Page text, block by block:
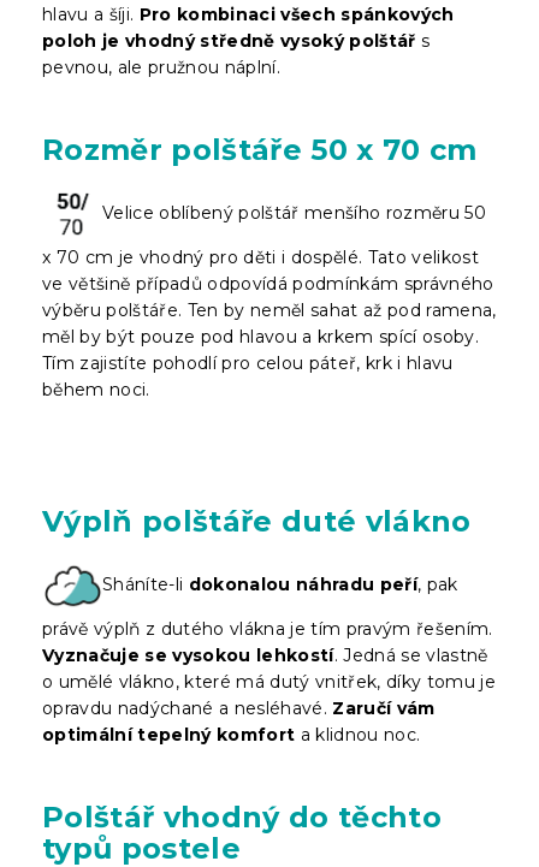
hlavu a šíji. Pro kombinaci všech spánkových
poloh je vhodný středně vysoký polštář s
pevnou, ale pružnou náplní.
Rozměr polštáře 50 x 70 cm
Velice oblíbený polštář menšího rozměru 50
x 70 cm je vhodný pro děti i dospělé. Tato velikost
ve většině případů odpovídá podmínkám správného
výběru polštáře. Ten by neměl sahat až pod ramena,
měl by být pouze pod hlavou a krkem spící osoby.
Tím zajistíte pohodlí pro celou páteř, krk i hlavu
během noci.
Výplň polštáře duté vlákno
Sháníte-li dokonalou náhradu peří, pak
právě výplň z dutého vlákna je tím pravým řešením.
Vyznačuje se vysokou lehkostí. Jedná se vlastně
o umělé vlákno, které má dutý vnitřek, díky tomu je
opravdu nadýchané a nesléhavé. Zaručí vám
optimální tepelný komfort a klidnou noc.
Polštář vhodný do těchto
typů postele